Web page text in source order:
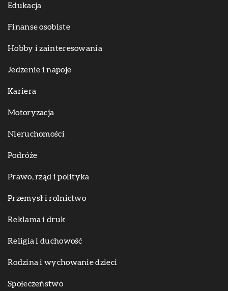
Edukacja
Finanse osobiste
Hobby i zainteresowania
Jedzenie i napoje
Kariera
Motoryzacja
Nieruchomości
Podróże
Prawo, rząd i polityka
Przemysł i rolnictwo
Reklama i druk
Religia i duchowość
Rodzina i wychowanie dzieci
Społeczeństwo